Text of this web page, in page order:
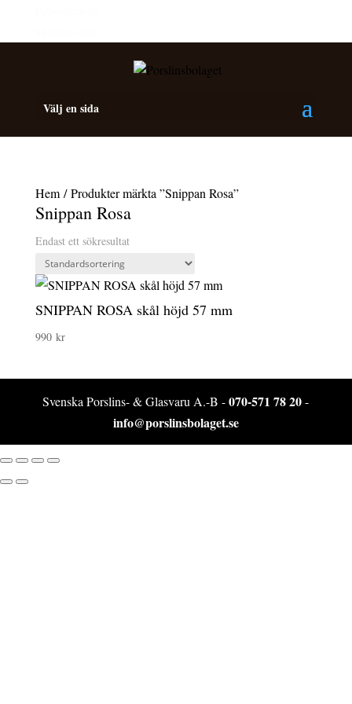
Välj en sida
Hem/ Produkter märkta ”Snippan Rosa”
Snippan Rosa
Endast ett sökresultat
SNIPPAN ROSA skål höjd 57 mm
990 kr
Svenska Porslins- & Glasvaru A.-B -070-571 78 20-
info@porslinsbolaget.se